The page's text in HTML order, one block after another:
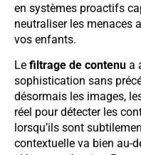
en systèmes proactifs
neutraliser les menaces
vos enfants.
Le filtrage de contenu a
sophistication sans
désormais les images,
réel pour détecter les
lorsqu’ils sont
contextuelle va bien au-